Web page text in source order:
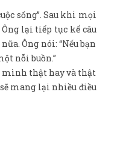
sống”. Sau khi mọi
lại tiếp tục kể câu
Ông nói: “Nếu bạn
nỗi buồn.”
mình thật hay và thật
mang lại nhiều điều